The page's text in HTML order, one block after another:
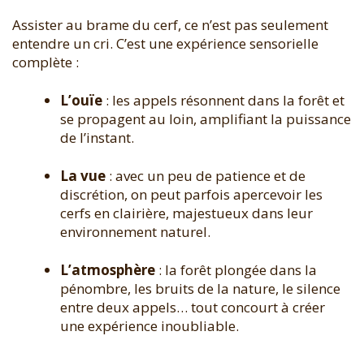
Assister au brame du cerf, ce n’est pas seulement
entendre un cri. C’est une expérience sensorielle
complète :
L’ouïe : les appels résonnent dans la forêt et
se propagent au loin, amplifiant la puissance
de l’instant.
La vue : avec un peu de patience et de
discrétion, on peut parfois apercevoir les
cerfs en clairière, majestueux dans leur
environnement naturel.
L’atmosphère : la forêt plongée dans la
pénombre, les bruits de la nature, le silence
entre deux appels… tout concourt à créer
une expérience inoubliable.